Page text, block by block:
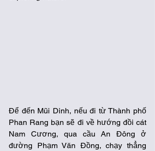
Để đến Mũi Dinh, nếu đi từ Thành phố
Phan Rang bạn sẽ đi về hướng đồi cát
Nam Cương, qua cầu An Đông ở
đường Phạm Văn Đồng, chạy thẳng